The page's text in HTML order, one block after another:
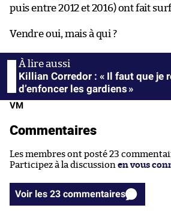
puis entre 2012 et 2016) ont fait
Vendre oui, mais à qui ?
Killian Corredor : « Il faut que je
d’enfoncer les gardiens »
VM
Commentaires
Les membres ont posté 23
Participez à la discussion en vous
Voir les 23 commentaires